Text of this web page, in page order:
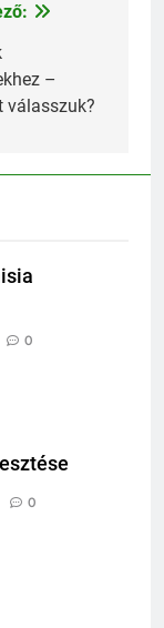
–
válasszuk?
0
0